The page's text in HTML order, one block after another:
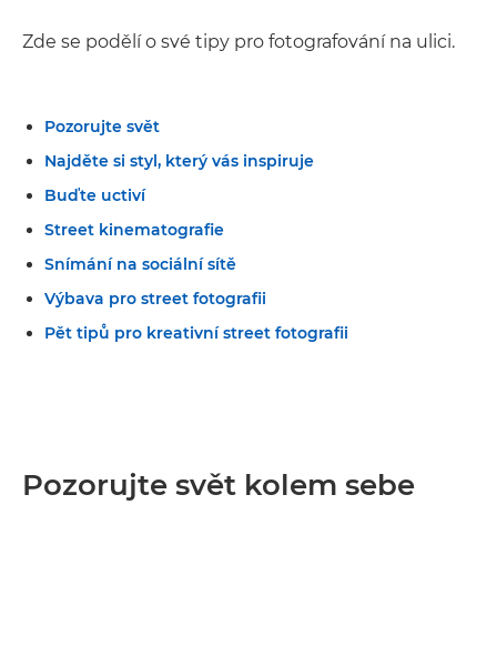
Zde se podělí o své tipy pro fotografování na ulici.
Pozorujte svět
Najděte si styl, který vás inspiruje
Buďte uctiví
Street kinematografie
Snímání na sociální sítě
Výbava pro street fotografii
Pět tipů pro kreativní street fotografii
Pozorujte svět kolem sebe